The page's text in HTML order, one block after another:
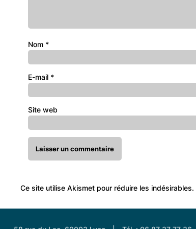
Nom *
E-mail *
Site web
Ce site utilise Akismet pour réduire les indésirables.